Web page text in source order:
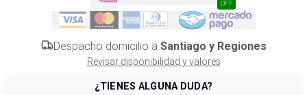
OFF
Despacho domicilio a Santiago y Regiones
Revisar disponibilidad y valores
¿TIENES ALGUNA DUDA?